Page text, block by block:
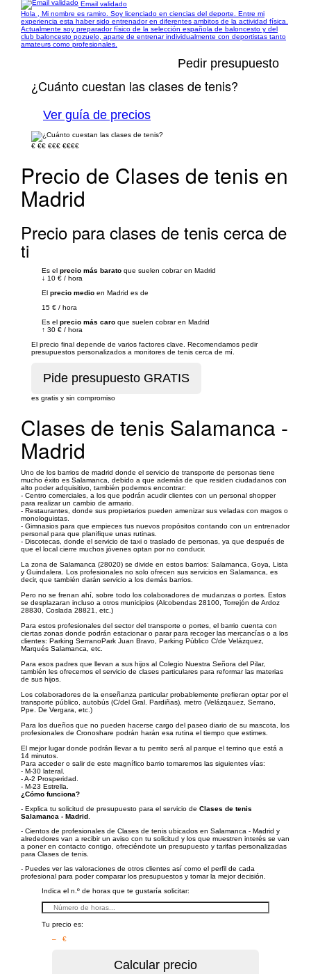
Email validado
Hola , Mi nombre es ramiro. Soy licenciado en ciencias del deporte. Entre mi
experiencia esta haber sido entrenador en diferentes ambitos de la actividad física.
Actualmente soy preparador físico de la selección española de baloncesto y del
club baloncesto pozuelo, aparte de entrenar individualmente con deportistas tanto
amateurs como profesionales.
Pedir presupuesto
¿Cuánto cuestan las clases de tenis?
Ver guía de precios
€ €€ €€€ €€€€
Precio de Clases de tenis en
Madrid
Precio para clases de tenis cerca de
ti
Es el precio más barato que suelen cobrar en Madrid
↓ 10 € / hora
El precio medio en Madrid es de
15 € / hora
Es el precio más caro que suelen cobrar en Madrid
↑ 30 € / hora
El precio final depende de varios factores clave. Recomendamos pedir
presupuestos personalizados a monitores de tenis cerca de mí.
es gratis y sin compromiso
Clases de tenis Salamanca -
Madrid
Uno de los barrios de madrid donde el servicio de transporte de personas tiene
mucho éxito es Salamanca, debido a que además de que residen ciudadanos con
alto poder adquisitivo, también podemos encontrar:
- Centro comerciales, a los que podrán acudir clientes con un personal shopper
para realizar un cambio de armario.
- Restaurantes, donde sus propietarios pueden amenizar sus veladas con magos o
monologuistas.
- Gimnasios para que empieces tus nuevos propósitos contando con un entrenador
personal para que planifique unas rutinas.
- Discotecas, donde el servicio de taxi o traslado de personas, ya que después de
que el local cierre muchos jóvenes optan por no conducir.
La zona de Salamanca (28020) se divide en estos barrios: Salamanca, Goya, Lista
y Guindalera. Los profesionales no solo ofrecen sus servicios en Salamanca, es
decir, que también darán servicio a los demás barrios.
Pero no se frenan ahí, sobre todo los colaboradores de mudanzas o portes. Estos
se desplazaran incluso a otros municipios (Alcobendas 28100, Torrejón de Ardoz
28830, Coslada 28821, etc.)
Para estos profesionales del sector del transporte o portes, el barrio cuenta con
ciertas zonas donde podrán estacionar o parar para recoger las mercancías o a los
clientes: Parking SerranoPark Juan Bravo, Parking Público C/de Velázquez,
Marqués Salamanca, etc.
Para esos padres que llevan a sus hijos al Colegio Nuestra Señora del Pilar,
también les ofrecemos el servicio de clases particulares para reformar las materias
de sus hijos.
Los colaboradores de la enseñanza particular probablemente prefieran optar por el
transporte público, autobús (C/del Gral. Pardiñas), metro (Velázqauez, Serrano,
Ppe. De Vergara, etc.)
Para los dueños que no pueden hacerse cargo del paseo diario de su mascota, los
profesionales de Cronoshare podrán harán esa rutina el tiempo que estimes.
El mejor lugar donde podrán llevar a tu perrito será al parque el terrino que está a
14 minutos.
Para acceder o salir de este magnífico barrio tomaremos las siguientes vías:
- M-30 lateral.
- A-2 Prosperidad.
- M-23 Estrella.
¿Cómo funciona?
- Explica tu solicitud de presupuesto para el servicio de Clases de tenis
Salamanca - Madrid
- Cientos de profesionales de Clases de tenis ubicados en Salamanca - Madrid y
alrededores van a recibir un aviso con tu solicitud y los que muestren interés se van
a poner en contacto contigo, ofreciéndote un presupuesto y tarifas personalizadas
para Clases de tenis.
- Puedes ver las valoraciones de otros clientes así como el perfil de cada
profesional para poder comparar los presupuestos y tomar la mejor decisión.
Indica el n.º de horas que te gustaría solicitar:
Tu precio es:
– €